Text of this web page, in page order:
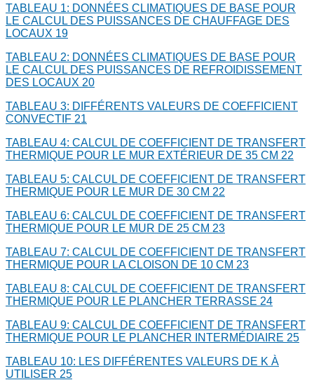
TABLEAU 1: DONNÉES CLIMATIQUES DE BASE POUR
LE CALCUL DES PUISSANCES DE CHAUFFAGE DES
LOCAUX 19
TABLEAU 2: DONNÉES CLIMATIQUES DE BASE POUR
LE CALCUL DES PUISSANCES DE REFROIDISSEMENT
DES LOCAUX 20
TABLEAU 3: DIFFÉRENTS VALEURS DE COEFFICIENT
CONVECTIF 21
TABLEAU 4: CALCUL DE COEFFICIENT DE TRANSFERT
THERMIQUE POUR LE MUR EXTÉRIEUR DE 35 CM 22
TABLEAU 5: CALCUL DE COEFFICIENT DE TRANSFERT
THERMIQUE POUR LE MUR DE 30 CM 22
TABLEAU 6: CALCUL DE COEFFICIENT DE TRANSFERT
THERMIQUE POUR LE MUR DE 25 CM 23
TABLEAU 7: CALCUL DE COEFFICIENT DE TRANSFERT
THERMIQUE POUR LA CLOISON DE 10 CM 23
TABLEAU 8: CALCUL DE COEFFICIENT DE TRANSFERT
THERMIQUE POUR LE PLANCHER TERRASSE 24
TABLEAU 9: CALCUL DE COEFFICIENT DE TRANSFERT
THERMIQUE POUR LE PLANCHER INTERMÉDIAIRE 25
TABLEAU 10: LES DIFFÉRENTES VALEURS DE K À
UTILISER 25